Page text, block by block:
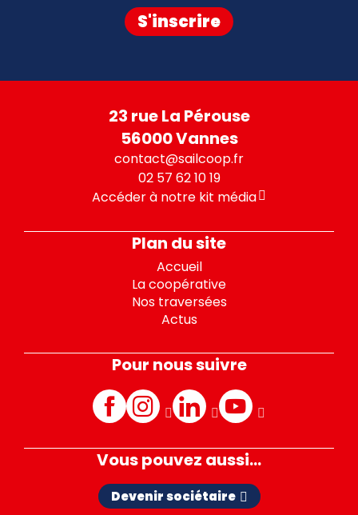
S'inscrire
23 rue La Pérouse
56000 Vannes
contact@sailcoop.fr
02 57 62 10 19
Accéder à notre kit média
Plan du site
Accueil
La coopérative
Nos traversées
Actus
Pour nous suivre
Vous pouvez aussi...
Devenir sociétaire